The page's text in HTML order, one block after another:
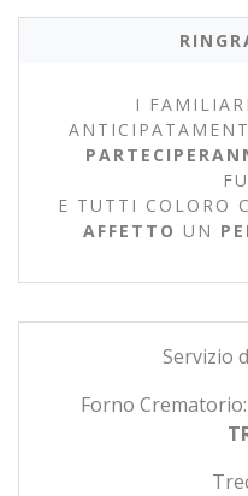
I FAMILIARI
E TUTTI COLORO
AFFETTO UN
Servizio
Forno Crematorio: